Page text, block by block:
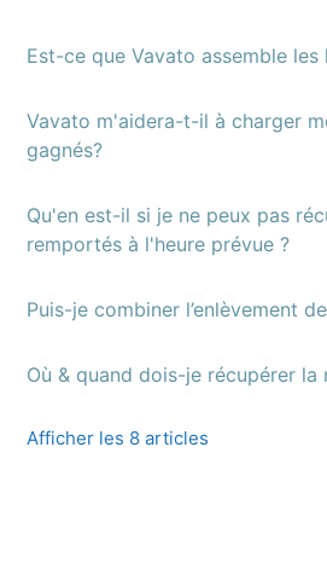
Est-ce que Vavato assemble les
Vavato m'aidera-t-il à charger
gagnés?
Qu'en est-il si je ne peux pas
remportés à l'heure prévue ?
Puis-je combiner l’enlèvement
Où & quand dois-je récupérer la
Afficher les 8 articles